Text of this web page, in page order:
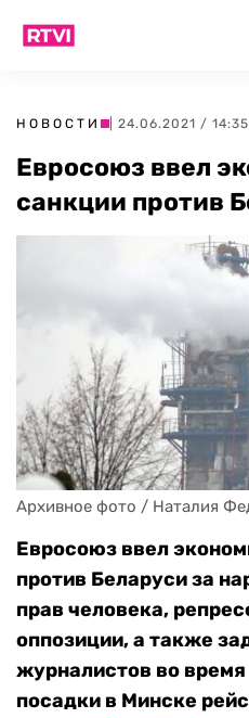
НОВОСТИ | 24.06.2021 / 14:35
Евросоюз ввел
санкции против
Архивное фото / Наталия
Евросоюз ввел
против Беларуси за
прав человека,
оппозиции, а также
журналистов во
посадки в Минске